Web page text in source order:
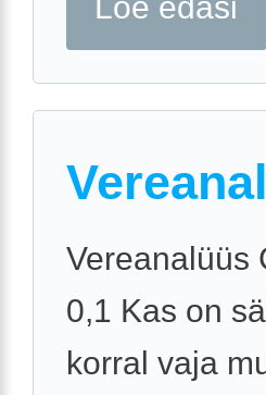
Vereanalüüs
0,1 Kas on
korral vaja